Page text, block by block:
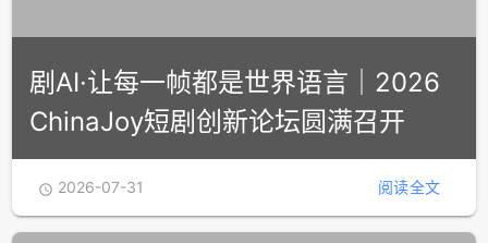
2026-07-31 阅读全文